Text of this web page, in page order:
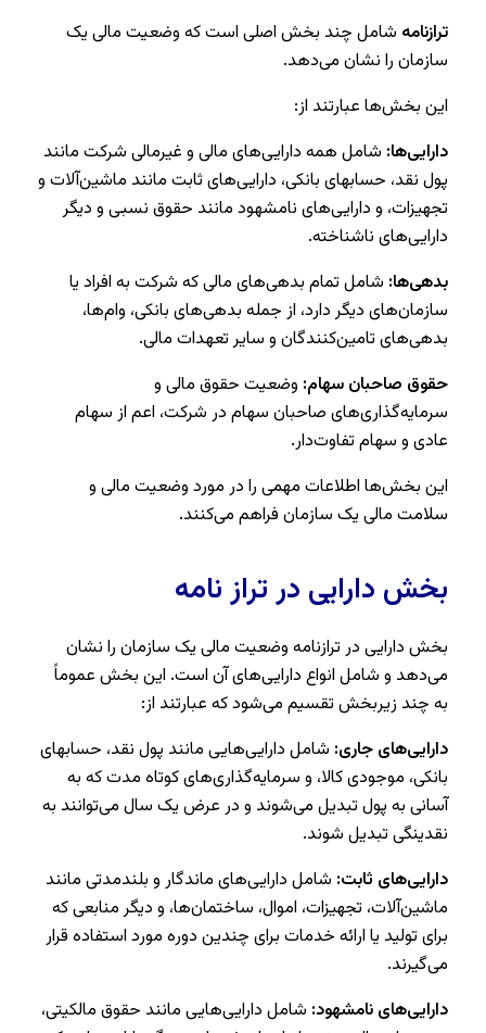
ترازنامه شامل چند بخش اصلی است که وضعیت مالی یک
سازمان را نشان می‌دهد.
این بخش‌ها عبارتند از:
دارایی‌ها: شامل همه دارایی‌های مالی و غیرمالی شرکت مانند
پول نقد، حسابهای بانکی، دارایی‌های ثابت مانند ماشین‌آلات و
تجهیزات، و دارایی‌های نامشهود مانند حقوق نسبی و دیگر
دارایی‌های ناشناخته.
بدهی‌ها: شامل تمام بدهی‌های مالی که شرکت به افراد یا
سازمان‌های دیگر دارد، از جمله بدهی‌های بانکی، وام‌ها،
بدهی‌های تامین‌کنندگان و سایر تعهدات مالی.
حقوق صاحبان سهام: وضعیت حقوق مالی و
سرمایه‌گذاری‌های صاحبان سهام در شرکت، اعم از سهام
عادی و سهام تفاوت‌دار.
این بخش‌ها اطلاعات مهمی را در مورد وضعیت مالی و
سلامت مالی یک سازمان فراهم می‌کنند.
بخش دارایی در تراز نامه
بخش دارایی در ترازنامه وضعیت مالی یک سازمان را نشان
می‌دهد و شامل انواع دارایی‌های آن است. این بخش عموماً
به چند زیربخش تقسیم می‌شود که عبارتند از:
دارایی‌های جاری: شامل دارایی‌هایی مانند پول نقد، حسابهای
بانکی، موجودی کالا، و سرمایه‌گذاری‌های کوتاه مدت که به
آسانی به پول تبدیل می‌شوند و در عرض یک سال می‌توانند به
نقدینگی تبدیل شوند.
دارایی‌های ثابت: شامل دارایی‌های ماندگار و بلندمدتی مانند
ماشین‌آلات، تجهیزات، اموال، ساختمان‌ها، و دیگر منابعی که
برای تولید یا ارائه خدمات برای چندین دوره مورد استفاده قرار
می‌گیرند.
دارایی‌های نامشهود: شامل دارایی‌هایی مانند حقوق مالکیتی،